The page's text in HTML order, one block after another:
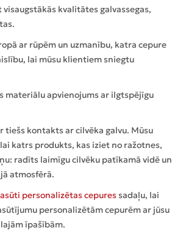
kvalitātes galvassegas,
ar rūpēm un uzmanību, katra cepure
lai mūsu klientiem sniegtu
materiālu apvienojums ar ilgtspējīgu
tiešs kontakts ar cilvēka galvu. Mūsu
katrs produkts, kas iziet no ražotnes,
radīts laimīgu cilvēku patīkamā vidē un
atmosfērā.
personalizētas cepuressadaļu, lai
personalizētām cepurēm ar jūsu
īpašībām.